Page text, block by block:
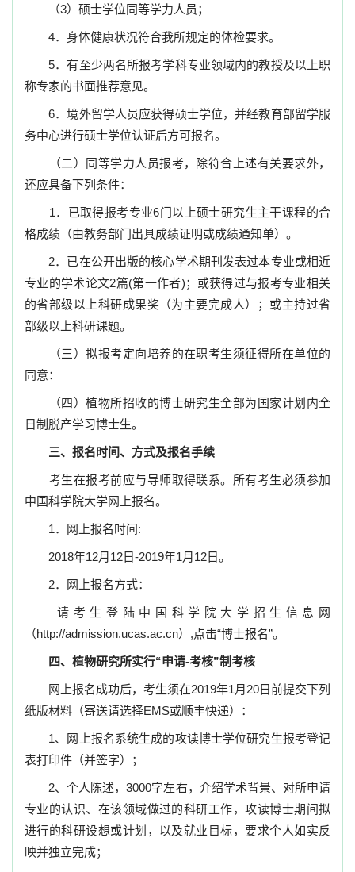
（3）硕士学位同等学力人员；
4．身体健康状况符合我所规定的体检要求。
5．有至少两名所报考学科专业领域内的教授及以上职
称专家的书面推荐意见。
6．境外留学人员应获得硕士学位，并经教育部留学服
务中心进行硕士学位认证后方可报名。
（二）同等学力人员报考，除符合上述有关要求外，
还应具备下列条件：
1．已取得报考专业6门以上硕士研究生主干课程的合
格成绩（由教务部门出具成绩证明或成绩通知单）。
2．已在公开出版的核心学术期刊发表过本专业或相近
专业的学术论文2篇(第一作者)；或获得过与报考专业相关
的省部级以上科研成果奖（为主要完成人）；或主持过省
部级以上科研课题。
（三）拟报考定向培养的在职考生须征得所在单位的
同意：
（四）植物所招收的博士研究生全部为国家计划内全
日制脱产学习博士生。
三、报名时间、方式及报名手续
考生在报考前应与导师取得联系。所有考生必须参加
中国科学院大学网上报名。
1．网上报名时间:
2018年12月 12日-2019年1月 12日。
2．网上报名方式：
请考生登陆中国科学院大学招生信息网
（http://admission.ucas.ac.cn） ,点击“博士报名”。
四、植物研究所实行“申请-考核”制考核
网上报名成功后，考生须在2019年1月 20日前提交下列
纸版材料（寄送请选择EMS或顺丰快递）：
1、网上报名系统生成的攻读博士学位研究生报考登记
表打印件（并签字）；
2、个人陈述，3000字左右，介绍学术背景、对所申请
专业的认识、在该领域做过的科研工作，攻读博士期间拟
进行的科研设想或计划，以及就业目标，要求个人如实反
映并独立完成；